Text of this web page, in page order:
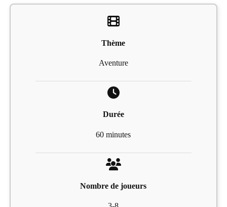
Thème
Aventure
Durée
60 minutes
Nombre de joueurs